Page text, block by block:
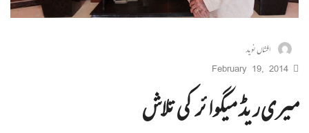
افشاں نوید
February 19, 2014
میری ریڈ میگوائر کی تلاش